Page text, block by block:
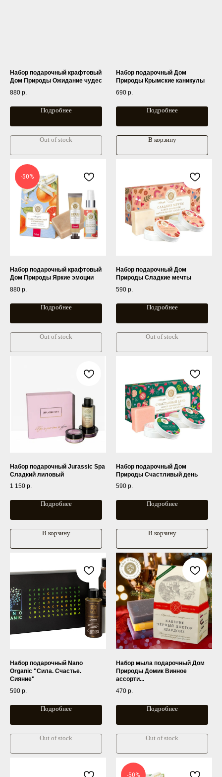
Набор подарочный крафтовый
Дом Природы Ожидание чудес
880 р.
Подробнее
Out of stock
Набор подарочный Дом
Природы Крымские каникулы
690 р.
Подробнее
В корзину
-50%
Набор подарочный крафтовый
Дом Природы Яркие эмоции
880 р.
Подробнее
Out of stock
Набор подарочный Дом
Природы Сладкие мечты
590 р.
Подробнее
Out of stock
Набор подарочный Jurassic Spa
Сладкий лиловый
1 150 р.
Подробнее
В корзину
Набор подарочный Дом
Природы Счастливый день
590 р.
Подробнее
В корзину
Набор подарочный Nano
Organic "Сила. Счастье.
Сияние"
590 р.
Подробнее
Out of stock
Набор мыла подарочный Дом
Природы Домик Винное
ассорти...
470 р.
Подробнее
Out of stock
-50%